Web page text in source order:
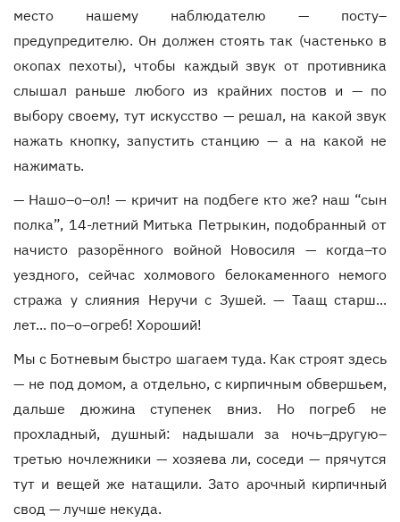
место нашему наблюдателю — посту–
предупредителю. Он должен стоять так (частенько в
окопах пехоты), чтобы каждый звук от противника
слышал раньше любого из крайних постов и — по
выбору своему, тут искусство — решал, на какой звук
нажать кнопку, запустить станцию — а на какой не
нажимать.
— Нашо–о–ол! — кричит на подбеге кто же? наш “сын
полка”, 14-летний Митька Петрыкин, подобранный от
начисто разорённого войной Новосиля — когда–то
уездного, сейчас холмового белокаменного немого
стража у слияния Неручи с Зушей. — Таащ старш...
лет... по–о–огреб! Хороший!
Мы с Ботневым быстро шагаем туда. Как строят здесь
— не под домом, а отдельно, с кирпичным обвершьем,
дальше дюжина ступенек вниз. Но погреб не
прохладный, душный: надышали за ночь–другую–
третью ночлежники — хозяева ли, соседи — прячутся
тут и вещей же натащили. Зато арочный кирпичный
свод — лучше некуда.